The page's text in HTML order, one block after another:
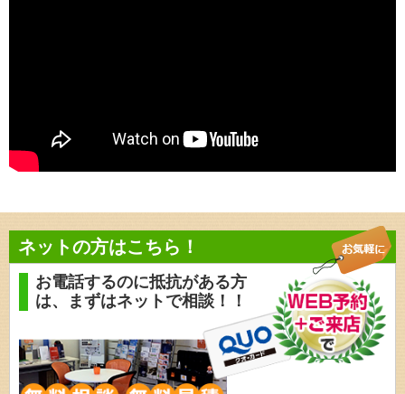
ネットの方はこちら！
お電話するのに抵抗がある方
は、
まずはネットで相談！！